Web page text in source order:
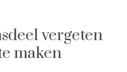
vergeten
maken